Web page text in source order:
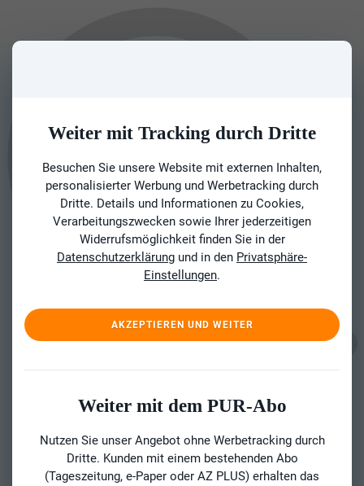
Weiter mit Tracking durch Dritte
Besuchen Sie unsere Website mit externen Inhalten,
personalisierter Werbung und Werbetracking durch
Dritte. Details und Informationen zu Cookies,
Verarbeitungszwecken sowie Ihrer jederzeitigen
Widerrufsmöglichkeit finden Sie in der
Datenschutzerklärung und in den Privatsphäre-
Einstellungen.
AKZEPTIEREN UND WEITER
Weiter mit dem PUR-Abo
Nutzen Sie unser Angebot ohne Werbetracking durch
Dritte. Kunden mit einem bestehenden Abo
(Tageszeitung, e-Paper oder AZ PLUS) erhalten das